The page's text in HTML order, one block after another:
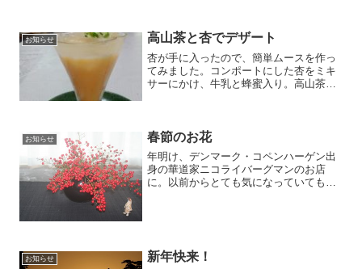
お知らせ 高山茶と杏でデザート
杏が手に入ったので、簡単ムースを作っ
てみました。コンポートにした杏をミキ
サーにかけ、牛乳と蜂蜜入り。高山茶の
お知らせ 春節のお花
年明け、デンマーク・コペンハーゲン出
身の華道家ニコライバーグマンのお店
に。以前からとても気になっていても
お知らせ 新年快来！